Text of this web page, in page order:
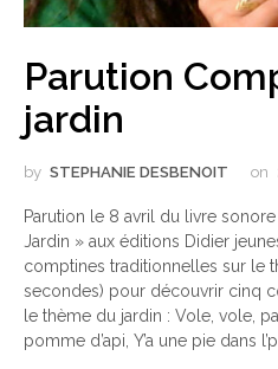
Parution
jardin
by STEPHANIE DESBENOIT on
Parution le 8 avril du livre
Jardin » aux éditions Didier
comptines traditionnelles sur le
secondes) pour découvrir cinq
le thème du jardin : Vole, vole,
pomme d’api, Y’a une pie dans